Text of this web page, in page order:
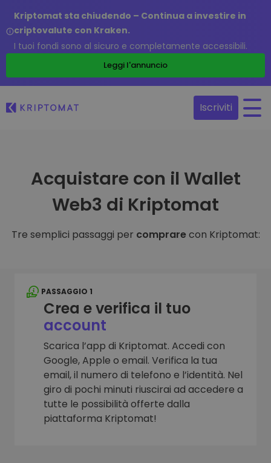
Kriptomat sta chiudendo – Continua a investire in
criptovalute con Kraken.
I tuoi fondi sono al sicuro e completamente accessibili.
Leggi l'annuncio
Iscriviti
Acquistare con il Wallet
Web3 di Kriptomat
Tre semplici passaggi per comprarecon Kriptomat:
PASSAGGIO 1
Crea e verifica il tuo
account
Scarica l’app di Kriptomat. Accedi con
Google, Apple o email. Verifica la tua
email, il numero di telefono e l’identità. Nel
giro di pochi minuti riuscirai ad accedere a
tutte le possibilità offerte dalla
piattaforma Kriptomat!